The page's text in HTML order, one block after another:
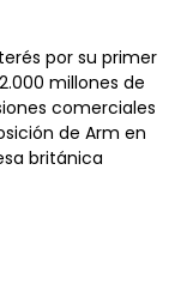
por su primer
millones de
comerciales
de Arm en
británica